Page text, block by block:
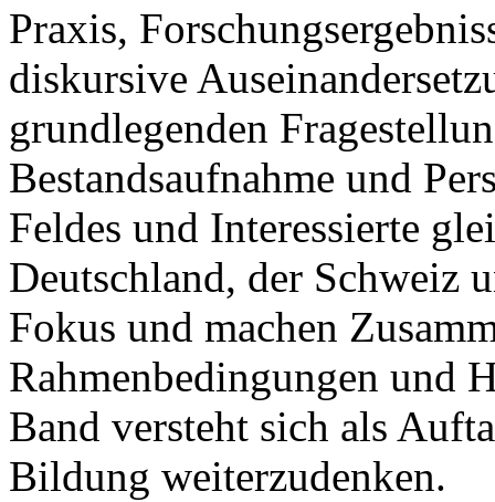
Praxis,
diskursive
grundlegenden
Bestandsaufnahme und
Feldes und Interessierte
Deutschland, der Schweiz
Fokus und machen
Rahmenbedingungen und
Band versteht sich als
Bildung weiterzudenken.